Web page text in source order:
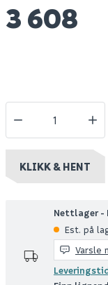
3 608
KLIKK & HENT
Nettlager -
Est. på
Varsle